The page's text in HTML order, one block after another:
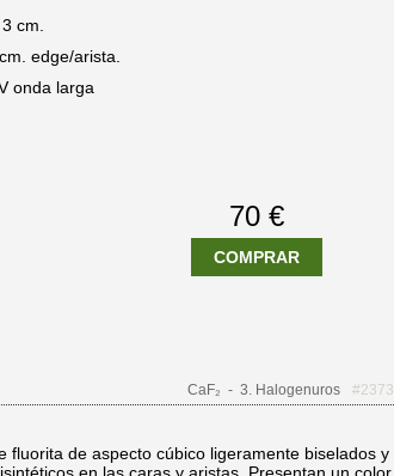
cm.
edge/arista.
onda larga
70 €
COMPRAR
CaF₂ - 3. Halogenuros
#2373
fluorita de aspecto cúbico ligeramente biselados y
en las caras y aristas. Presentan un color